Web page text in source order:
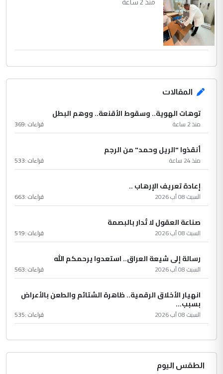
منذ 2 ساعة
المقالات
توهات الهوية.. وسقوط الأقنعة.. ووهم البطل
منذ 2 ساعة قراءات :369
أنقذوا "الريل وحمد" من الرجم
منذ 24 ساعة قراءات :533
إعادة تعريف الإرهاب ..
السبت 08 آب 2026 قراءات :663
صناعة العقول لا تُدار بالبصمة
السبت 08 آب 2026 قراءات :519
رسالة إلى شيعة العراق.. استعدوا يرحمكم الله
السبت 08 آب 2026 قراءات :563
انهيار الأخلاق الرقمية.. ظاهرة الشتائم والطعن بالأعراض
بسبب...
السبت 08 آب 2026 قراءات :535
الطقس اليوم